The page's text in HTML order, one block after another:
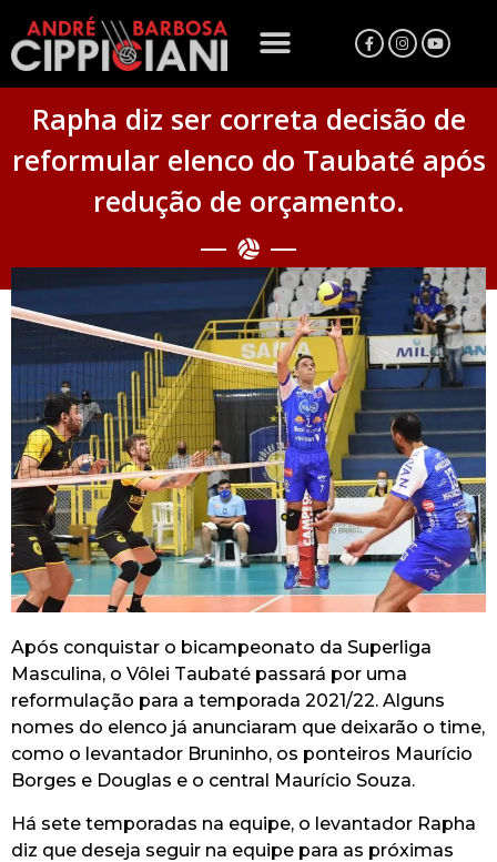
Rapha diz ser correta decisão de
reformular elenco do Taubaté após
redução de orçamento.
Após conquistar o bicampeonato da Superliga
Masculina, o Vôlei Taubaté passará por uma
reformulação para a temporada 2021/22. Alguns
nomes do elenco já anunciaram que deixarão o time,
como o levantador Bruninho, os ponteiros Maurício
Borges e Douglas e o central Maurício Souza.
Há sete temporadas na equipe, o levantador Rapha
diz que deseja seguir na equipe para as próximas